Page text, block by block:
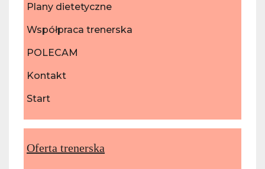
Plany dietetyczne
Współpraca trenerska
POLECAM
Kontakt
Start
Oferta trenerska